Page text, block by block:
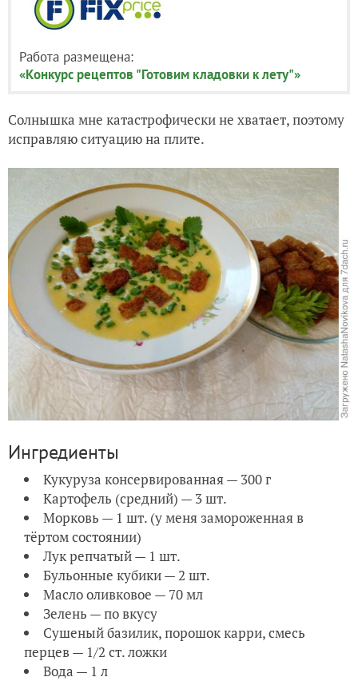
Работа размещена:
«Конкурс рецептов "Готовим кладовки к лету"»
Солнышка мне катастрофически не хватает, поэтому
исправляю ситуацию на плите.
Ингредиенты
Кукуруза консервированная — 300 г
Картофель (средний) — 3 шт.
Морковь — 1 шт. (у меня замороженная в
тёртом состоянии)
Лук репчатый — 1 шт.
Бульонные кубики — 2 шт.
Масло оливковое — 70 мл
Зелень — по вкусу
Сушеный базилик, порошок карри, смесь
перцев — 1/2 ст. ложки
Вода — 1 л